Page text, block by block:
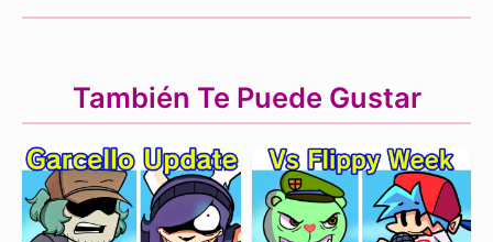
También Te Puede Gustar